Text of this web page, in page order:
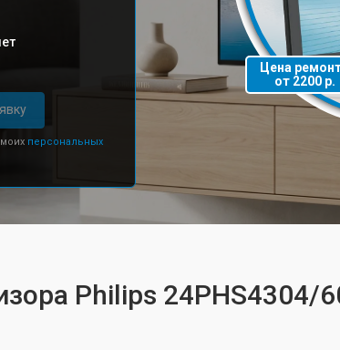
персональных
Цена
от 2200 р.
Philips 24PHS4304/